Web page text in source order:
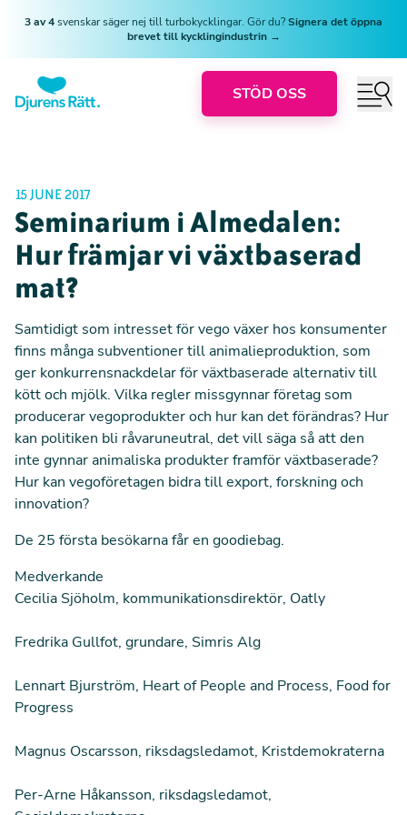
3 av 4svenskar säger nej till turbokycklingar. Gör du?Signera det öppna
brevet till kycklingindustrin →
STÖD OSS
15 JUNE 2017
Seminarium i Almedalen:
Hur främjar vi växtbaserad
mat?
Samtidigt som intresset för vego växer hos konsumenter
finns många subventioner till animalieproduktion, som
ger konkurrensnackdelar för växtbaserade alternativ till
kött och mjölk. Vilka regler missgynnar företag som
producerar vegoprodukter och hur kan det förändras? Hur
kan politiken bli råvaruneutral, det vill säga så att den
inte gynnar animaliska produkter framför växtbaserade?
Hur kan vegoföretagen bidra till export, forskning och
innovation?
De 25 första besökarna får en goodiebag.
Medverkande
Cecilia Sjöholm, kommunikationsdirektör, Oatly
Fredrika Gullfot, grundare, Simris Alg
Lennart Bjurström, Heart of People and Process, Food for
Progress
Magnus Oscarsson, riksdagsledamot, Kristdemokraterna
Per-Arne Håkansson, riksdagsledamot,